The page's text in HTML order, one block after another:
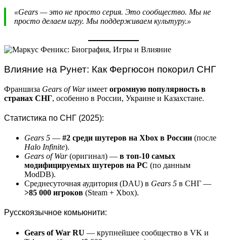
«Gears — это не просто серия. Это сообщество. Мы не
просто делаем игру. Мы поддерживаем культуру.»
Влияние на Рунет: Как Фергюсон покорил СНГ
Франшиза Gears of Warимеет огромную популярность в
странах СНГ, особенно в России, Украине и Казахстане.
Статистика по СНГ (2025):
Gears 5 — #2 среди шутеров на Xbox в России (после
Halo Infinite).
Gears of War(оригинал) — в топ-10 самых
модифицируемых шутеров на PC (по данным
ModDB).
Среднесуточная аудитория (DAU) в Gears 5 в СНГ —
>85 000 игроков (Steam + Xbox).
Русскоязычное комьюнити:
Gears of War RU — крупнейшее сообщество в VK и